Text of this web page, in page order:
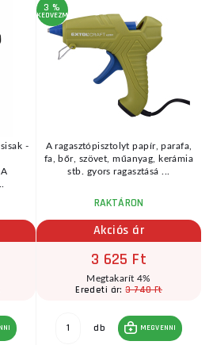
-
3 %
KEDVEZMÉNY
A ragasztópisztolyt papír, parafa,
fa, bőr, szövet, műanyag, kerámia
stb. gyors ragasztásá ...
RAKTÁRON
Akciós ár
3 625 Ft
Megtakarít 4%
Eredeti ár:3 740 Ft
db MEGVENNI